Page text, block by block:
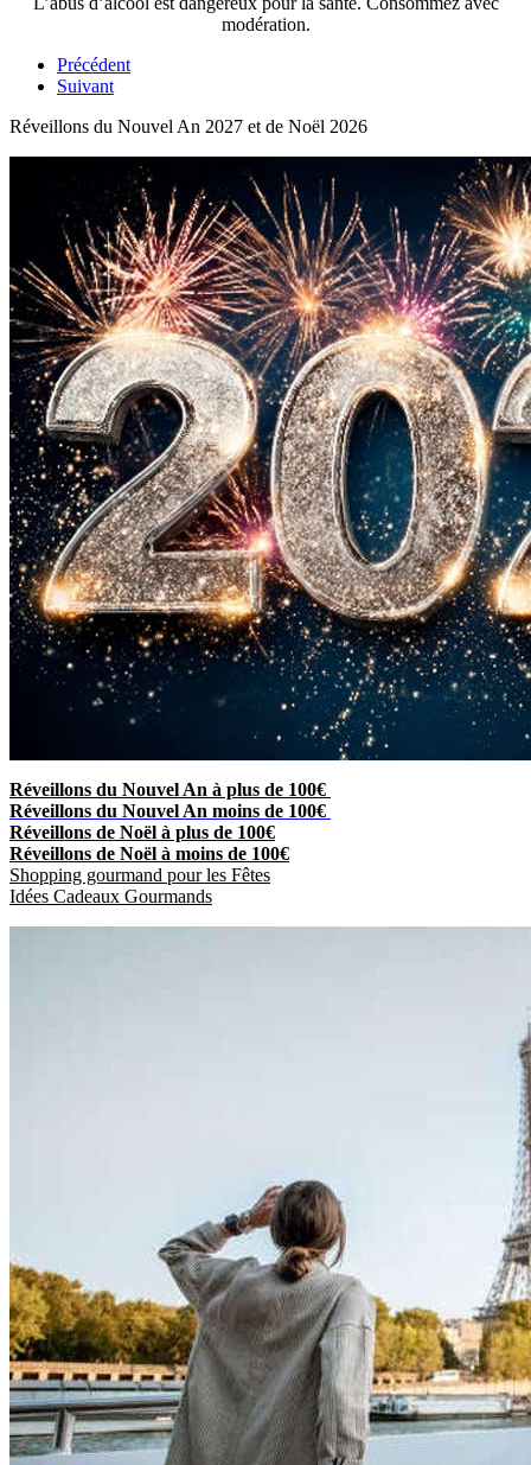
modération.
Précédent
Suivant
Réveillons du Nouvel An 2027 et de Noël 2026
Réveillons du Nouvel An à plus de 100€
Réveillons du Nouvel An moins de 100€
Réveillons de Noël à plus de 100€
Réveillons de Noël à moins de 100€
Shopping gourmand pour les Fêtes
Idées Cadeaux Gourmands